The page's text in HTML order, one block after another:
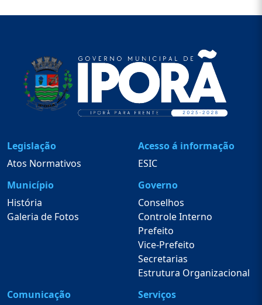
Legislação
Atos Normativos
Acesso á informação
ESIC
Município
História
Galeria de Fotos
Governo
Conselhos
Controle Interno
Prefeito
Vice-Prefeito
Secretarias
Estrutura Organizacional
Comunicação
Serviços